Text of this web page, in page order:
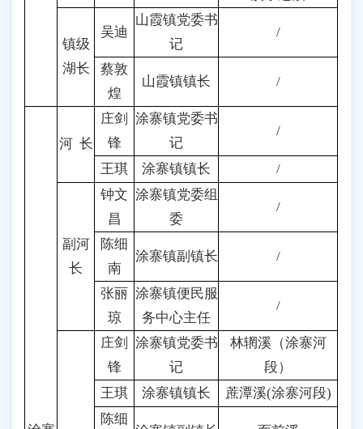
镇级
湖长
吴迪
山霞镇党委书
记
/
蔡敦
煌
山霞镇镇长 /
河 长
庄剑
锋
涂寨镇党委书
记
/
王琪 涂寨镇镇长 /
副河
长
钟文
昌
涂寨镇党委组
委
/
陈细
南
涂寨镇副镇长 /
张丽
琼
涂寨镇便民服
务中心主任
/
庄剑
锋
涂寨镇党委书
记
林辋溪（涂寨河
段）
王琪
涂寨镇镇长
蔗潭溪(涂寨河段)
陈细